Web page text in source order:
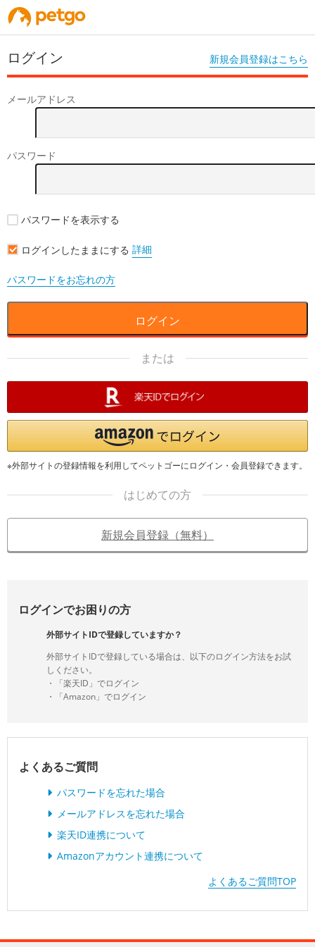
ログイン 新規会員登録はこちら
メールアドレス
パスワード
パスワードを表示する
ログインしたままにする 詳細
パスワードをお忘れの方
ログイン
または
※外部サイトの登録情報を利用してペットゴーにログイン・会員登録できます。
はじめての方
新規会員登録（無料）
ログインでお困りの方
外部サイトIDで登録していますか？
外部サイトIDで登録している場合は、以下のログイン方法をお試
しください。
・「楽天ID」でログイン
・「Amazon」でログイン
よくあるご質問
パスワードを忘れた場合
メールアドレスを忘れた場合
楽天ID連携について
Amazonアカウント連携について
よくあるご質問TOP